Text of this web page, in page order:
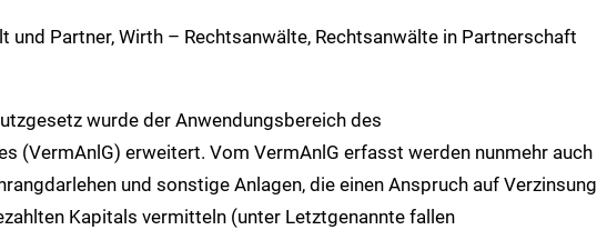
und Partner, Wirth – Rechtsanwälte, Rechtsanwälte in Partnerschaft
wurde der Anwendungsbereich des
(VermAnlG) erweitert. Vom VermAnlG erfasst werden nunmehr auch
und sonstige Anlagen, die einen Anspruch auf Verzinsung
Kapitals vermitteln (unter Letztgenannte fallen